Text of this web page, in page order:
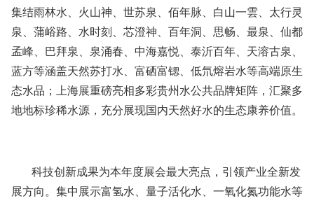
集结雨林水、火山神、世苏泉、佰年脉、白山一雲、太行灵
泉、蒲峪路、水时刻、芯澄神、百年洞、思畅、最泉、仙都
孟峰、巴拜泉、泉涌春、中海嘉悦、泰沂百年、天溶古泉、
蓝方等涵盖天然苏打水、富硒富锶、低氘熔岩水等高端原生
态水品；上海展重磅亮相多彩贵州水公共品牌矩阵，汇聚多
地地标珍稀水源，充分展现国内天然好水的生态康养价值。
科技创新成果为本年度展会最大亮点，引领产业全新发
展方向。集中展示富氢水、量子活化水、一氧化氮功能水等